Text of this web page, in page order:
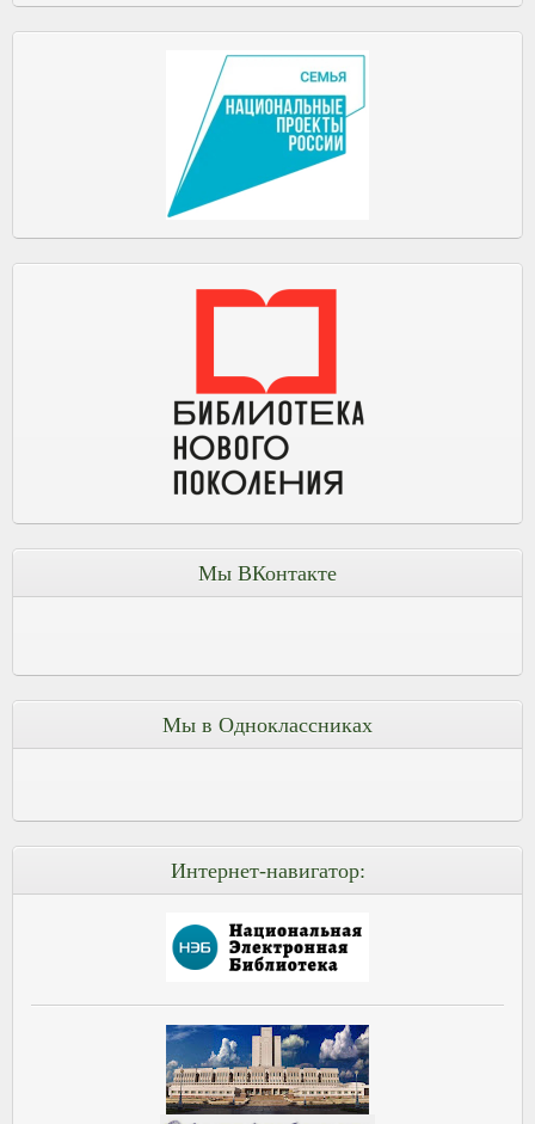
Мы ВКонтакте
Мы в Одноклассниках
Интернет-навигатор: